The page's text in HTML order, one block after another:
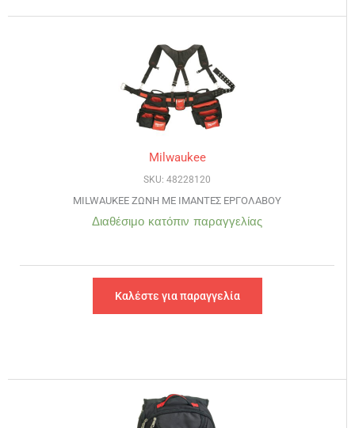
Milwaukee
SKU: 48228120
MILWAUKEE ΖΩΝΗ ΜΕ ΙΜΑΝΤΕΣ ΕΡΓΟΛΑΒΟΥ
Διαθέσιμο κατόπιν παραγγελίας
Καλέστε για παραγγελία